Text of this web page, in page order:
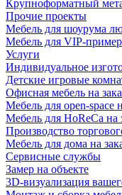
Крупноформатный
Прочие проекты
Мебель для шоурума
Мебель для VIP-
Услуги
Индивидуальное
Детские игровые
Офисная мебель на
Мебель для open-space
Мебель для HoReCa
Производство
Мебель для дома на
Сервисные службы
Замер на объекте
3D-визуализация